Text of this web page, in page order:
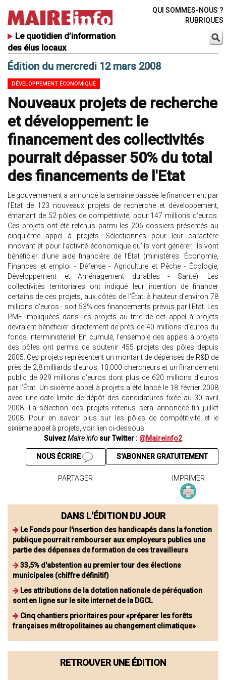
Le quotidien d’information
des élus locaux
QUI SOMMES-NOUS ?
RUBRIQUES
Édition du mercredi 12 mars 2008
DÉVELOPPEMENT ÉCONOMIQUE
Nouveaux projets de recherche
et développement: le
financement des collectivités
pourrait dépasser 50% du total
des financements de l'Etat
Le gouvernement a annoncé la semaine passée le financement par
l’Etat de 123 nouveaux projets de recherche et développement,
émanant de 52 pôles de compétitivité, pour 147 millions d’euros.
Ces projets ont été retenus parmi les 206 dossiers présentés au
cinquième appel à projets. Sélectionnés pour leur caractère
innovant et pour l’activité économique qu’ils vont générer, ils vont
bénéficier d’une aide financière de l’État (ministères: Économie,
Finances et emploi - Défense - Agriculture et Pêche - Écologie,
Développement et Aménagement durables - Santé). Les
collectivités territoriales ont indiqué leur intention de financer
certains de ces projets, aux côtés de l’État, à hauteur d’environ 78
millions d’euros - soit 53% des financements prévus par l'Etat. Les
PME impliquées dans les projets au titre de cet appel à projets
devraient bénéficier directement de près de 40 millions d’euros du
fonds interministériel. En cumulé, l’ensemble des appels à projets
des pôles ont permis de soutenir 455 projets des pôles depuis
2005. Ces projets représentent un montant de dépenses de R&D de
près de 2,8 milliards d’euros, 10.000 chercheurs et un financement
public de 929 millions d’euros dont plus de 620 millions d’euros
par l’État. Un sixième appel à projets a été lancé le 18 février 2008
avec une date limite de dépôt des candidatures fixée au 30 avril
2008. La sélection des projets retenus sera annoncée fin juillet
2008. Pour en savoir plus sur les pôles de compétitivité et le
sixième appel à projets, voir lien ci-dessous.
SuivezMaire info sur Twitter : @Maireinfo2
S'ABONNER GRATUITEMENT
NOUS ÉCRIRE
PARTAGER IMPRIMER
DANS L'ÉDITION DU JOUR
Le Fonds pour l'insertion des handicapés dans la fonction
publique pourrait rembourser aux employeurs publics une
partie des dépenses de formation de ces travailleurs
33,5% d'abstention au premier tour des élections
municipales (chiffre définitif)
Les attributions de la dotation nationale de péréquation
sont en ligne sur le site internet de la DGCL
Cinq chantiers prioritaires pour «préparer les forêts
françaises métropolitaines au changement climatique»
RETROUVER UNE ÉDITION